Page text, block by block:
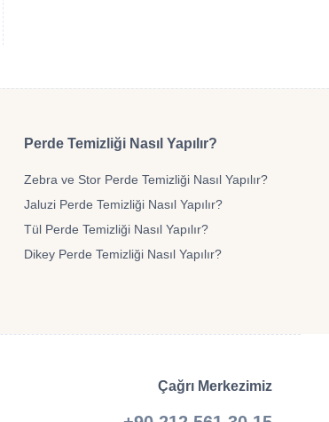
Perde Temizliği Nasıl Yapılır?
Zebra ve Stor Perde Temizliği Nasıl Yapılır?
Jaluzi Perde Temizliği Nasıl Yapılır?
Tül Perde Temizliği Nasıl Yapılır?
Dikey Perde Temizliği Nasıl Yapılır?
Çağrı Merkezimiz